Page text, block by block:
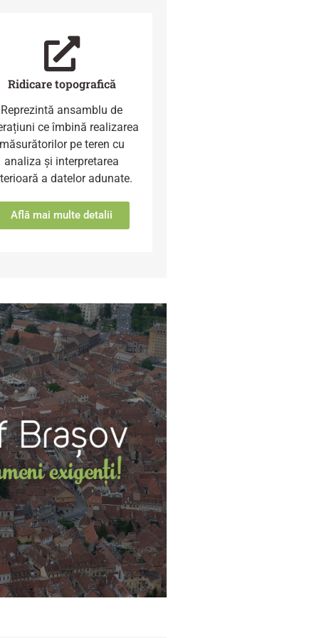
Ridicare topografică
Reprezintă ansamblu de
ce îmbină realizarea
pe teren cu
analiza și interpretarea
a datelor adunate.
Află mai multe detalii